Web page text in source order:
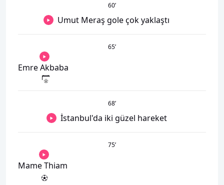
60’
Umut Meraş gole çok yaklaştı
65’
Emre Akbaba
68’
İstanbul'da iki güzel hareket
75’
Mame Thiam